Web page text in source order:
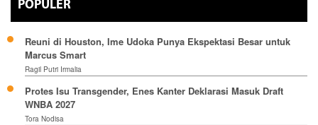
POPULER
Reuni di Houston, Ime Udoka Punya Ekspektasi Besar untuk
Marcus Smart
Ragil Putri Irmalia
Protes Isu Transgender, Enes Kanter Deklarasi Masuk Draft
WNBA 2027
Tora Nodisa